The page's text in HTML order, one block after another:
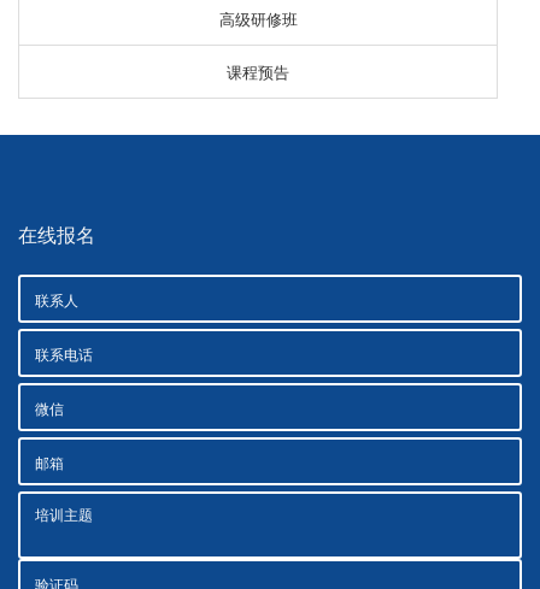
高级研修班
课程预告
在线报名